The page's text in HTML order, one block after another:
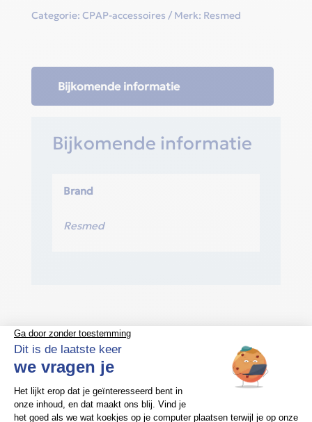
Categorie: CPAP-accessoires Merk: Resmed
Bijkomende informatie
Bijkomende informatie
Brand
Resmed
Gerelateerde producten